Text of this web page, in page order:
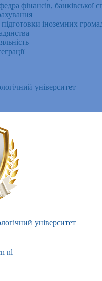
фінансів, банківської
підготовки іноземних
університет
університет
nl